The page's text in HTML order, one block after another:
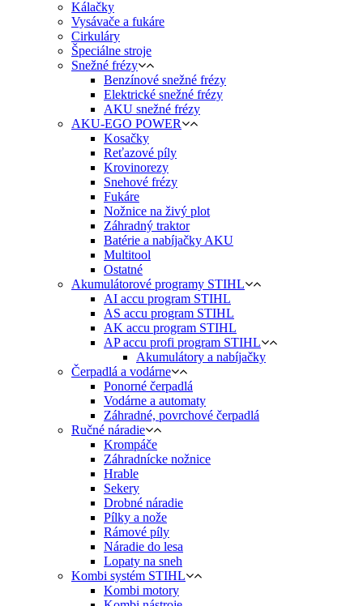
Kálačky
Vysávače a fukáre
Cirkuláry
Špeciálne stroje
Snežné frézy
Benzínové snežné frézy
Elektrické snežné frézy
AKU snežné frézy
AKU-EGO POWER
Kosačky
Reťazové píly
Krovinorezy
Snehové frézy
Fukáre
Nožnice na živý plot
Záhradný traktor
Batérie a nabíjačky AKU
Multitool
Ostatné
Akumulátorové programy STIHL
AI accu program STIHL
AS accu program STIHL
AK accu program STIHL
AP accu profi program STIHL
Akumulátory a nabíjačky
Čerpadlá a vodárne
Ponorné čerpadlá
Vodárne a automaty
Záhradné, povrchové čerpadlá
Ručné náradie
Krompáče
Záhradnícke nožnice
Hrable
Sekery
Drobné náradie
Pílky a nože
Rámové píly
Náradie do lesa
Lopaty na sneh
Kombi systém STIHL
Kombi motory